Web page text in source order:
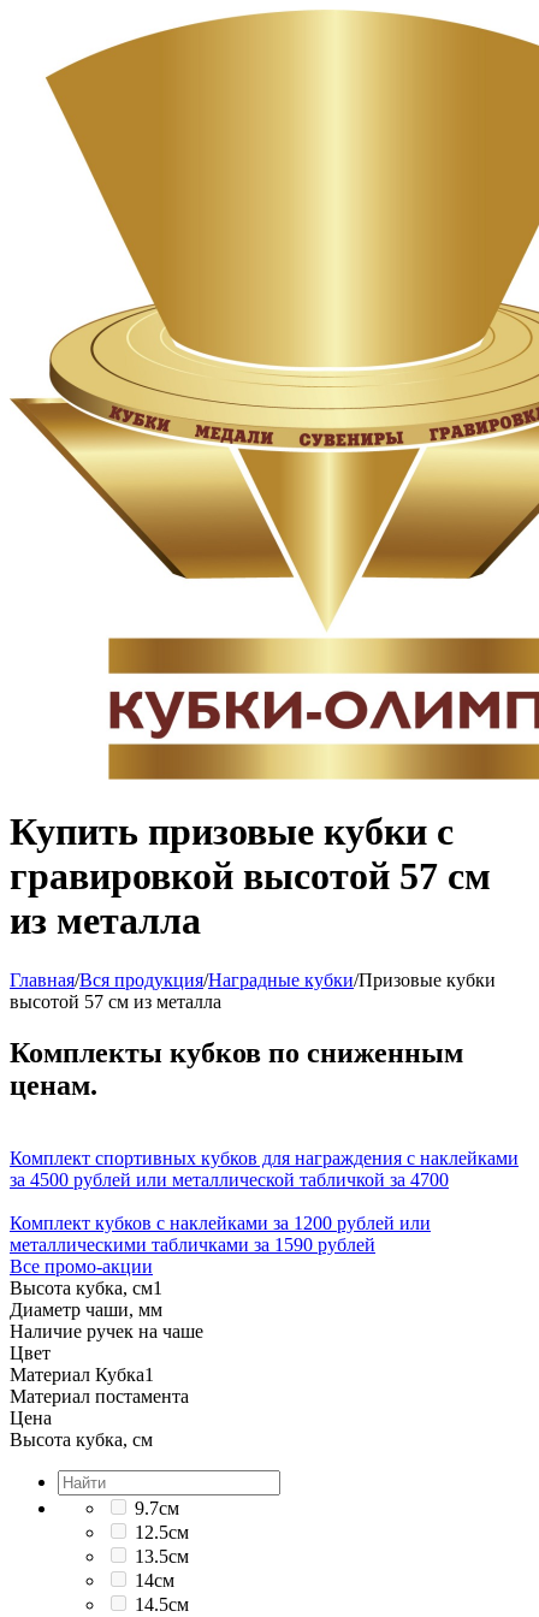
Купить призовые кубки с
гравировкой высотой 57 см
из металла
Главная/Вся продукция/Наградные кубки/Призовые кубки
высотой 57 см из металла
Комплекты кубков по сниженным
ценам.
Комплект спортивных кубков для награждения с наклейками
за 4500 рублей или металлической табличкой за 4700
Комплект кубков с наклейками за 1200 рублей или
металлическими табличками за 1590 рублей
Все промо-акции
Высота кубка, см1
Диаметр чаши, мм
Наличие ручек на чаше
Цвет
Материал Кубка1
Материал постамента
Цена
Высота кубка, см
9.7см
12.5см
13.5см
14см
14.5см